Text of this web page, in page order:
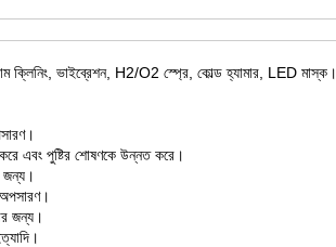
ভাইব্রেশন, H2/O2 স্প্রে, কোল্ড হ্যামার, LED মাস্ক।
এবং পুষ্টির শোষণকে উন্নত করে।
জন্য।
জন্য।